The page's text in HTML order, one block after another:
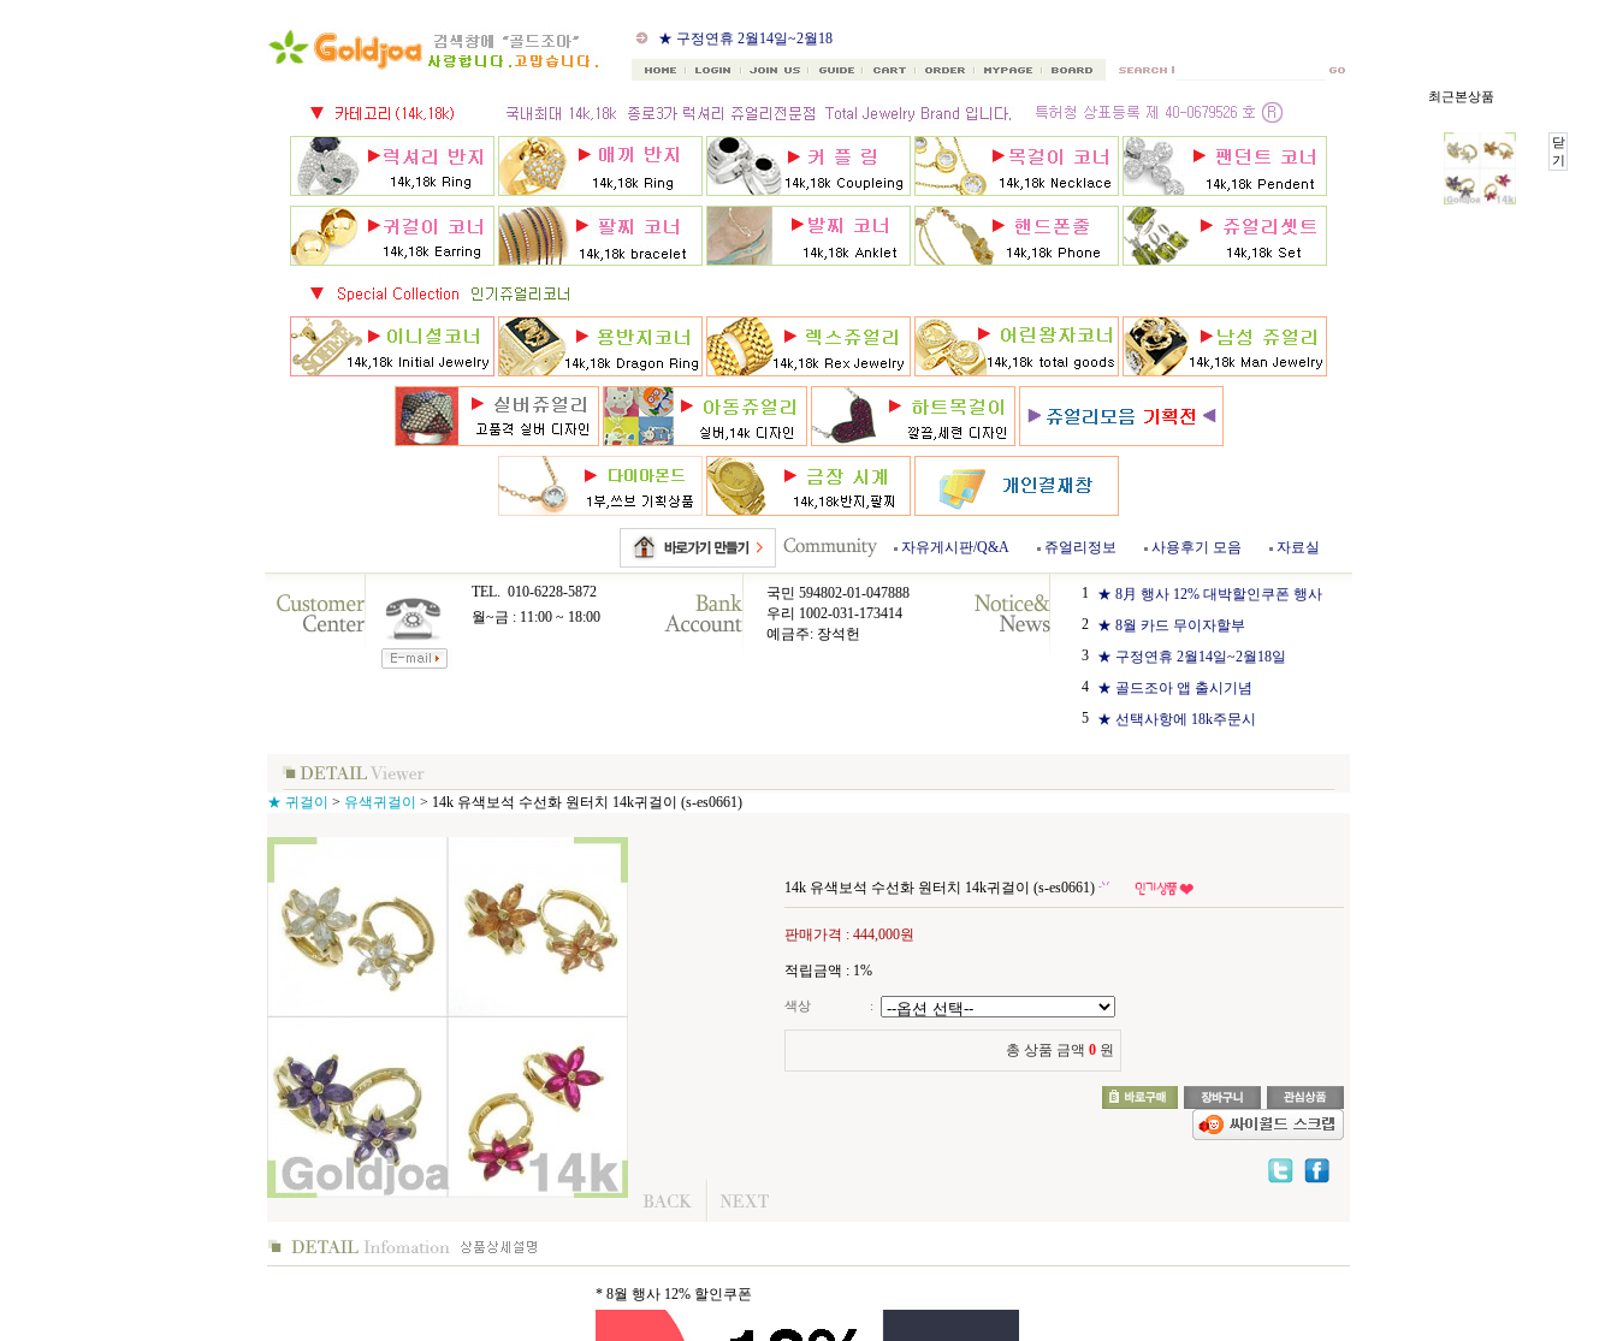
★ 8月 행사 12% 대박할인쿠
폰 행사
★ 구정연휴 2월14일~2월18
일
★ 골드조아 앱 출시기념
자유게시판/Q&A 쥬얼리정보 사용후기 모음 자료실
TEL. 010-6228-5872
월~금 : 11:00 ~ 18:00
국민 594802-01-047888
우리 1002-031-173414
예금주: 장석헌
1 ★ 8月 행사 12% 대박할인쿠폰 행사
2 ★ 8월 카드 무이자할부
3 ★ 구정연휴 2월14일~2월18일
4 ★ 골드조아 앱 출시기념
5 ★ 선택사항에 18k주문시
★ 귀걸이 > 유색귀걸이 > 14k 유색보석 수선화 원터치 14k귀걸이 (s-es0661)
14k 유색보석 수선화 원터치 14k귀걸이 (s-es0661)
판매가격 : 444,000원
적립금액 : 1%
색상 :
총 상품 금액 0 원
* 8월 행사 12% 할인쿠폰
최근본상품
닫
기